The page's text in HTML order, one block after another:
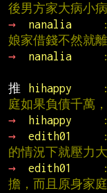
後男方家大病小
→
nanalia
娘家借錢不然就
→
nanalia
推
hihappy
庭如果負債千萬
→
hihappy
→
edith01
的情況下就壓力大
→
edith01
擔，而且原身家